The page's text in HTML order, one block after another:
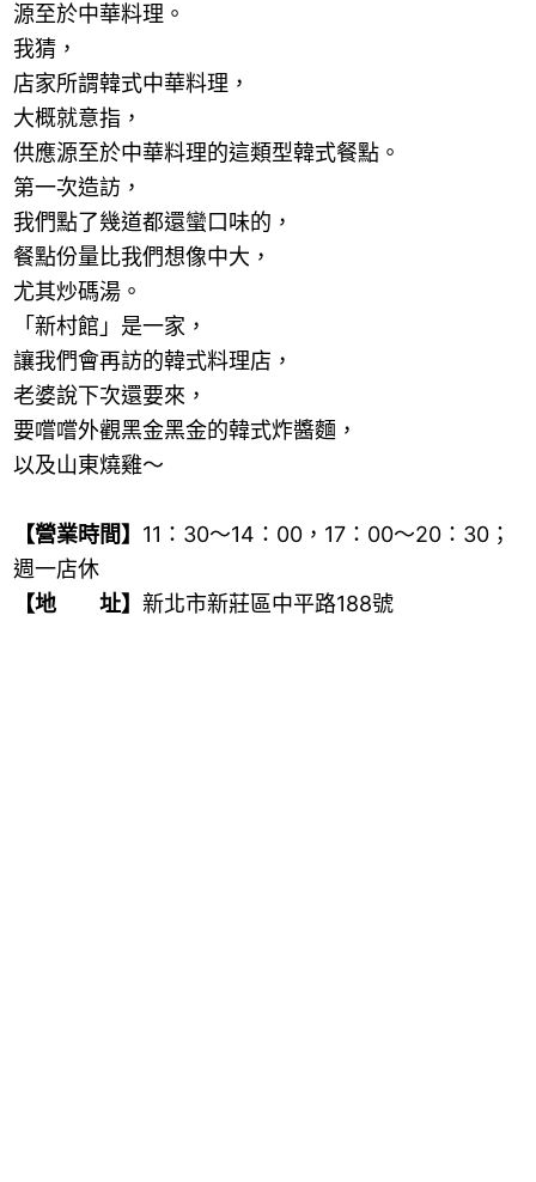
源至於中華料理。
我猜，
店家所謂韓式中華料理，
大概就意指，
供應源至於中華料理的這類型韓式餐點。
第一次造訪，
我們點了幾道都還蠻口味的，
餐點份量比我們想像中大，
尤其炒碼湯。
「新村館」是一家，
讓我們會再訪的韓式料理店，
老婆說下次還要來，
要嚐嚐外觀黑金黑金的韓式炸醬麵，
以及山東燒雞～
【營業時間】 11 ： 30～14 ： 00， 17： 00～20： 30；
週一店休
【地 址】 新北市新莊區中平路188號